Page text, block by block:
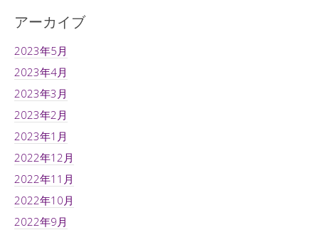
アーカイブ
2023年5月
2023年4月
2023年3月
2023年2月
2023年1月
2022年12月
2022年11月
2022年10月
2022年9月